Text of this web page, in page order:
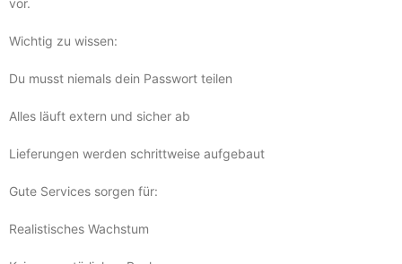
vor.
Wichtig zu wissen:
Du musst niemals dein Passwort teilen
Alles läuft extern und sicher ab
Lieferungen werden schrittweise aufgebaut
Gute Services sorgen für:
Realistisches Wachstum